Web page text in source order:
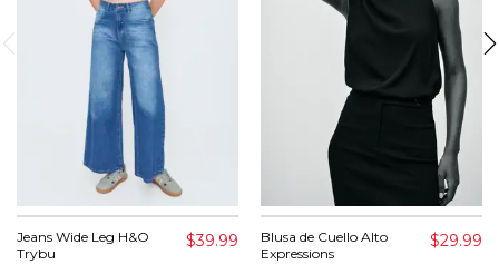
Jeans Wide Leg H&O
Trybu
$39.99
Blusa de Cuello Alto
Expressions
$29.99